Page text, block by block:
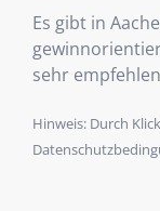
Es gibt in
sehr
Hinweis: Durch